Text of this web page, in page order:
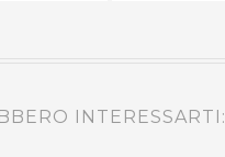
INTERESSARTI: